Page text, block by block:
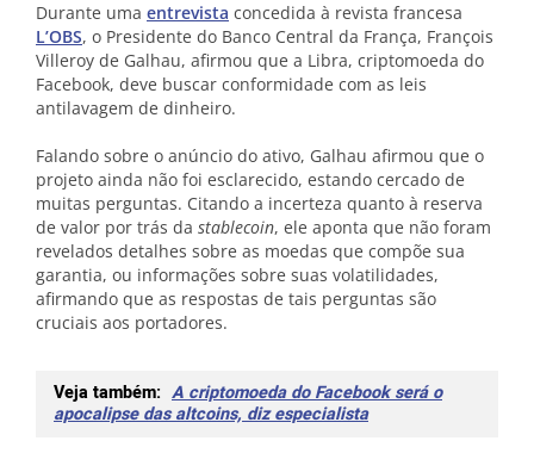
Durante uma entrevista concedida à revista francesa
L’OBS, o Presidente do Banco Central da França, François
Villeroy de Galhau, afirmou que a Libra, criptomoeda do
Facebook, deve buscar conformidade com as leis
antilavagem de dinheiro.
Falando sobre o anúncio do ativo, Galhau afirmou que o
projeto ainda não foi esclarecido, estando cercado de
muitas perguntas. Citando a incerteza quanto à reserva
de valor por trás da stablecoin, ele aponta que não foram
revelados detalhes sobre as moedas que compõe sua
garantia, ou informações sobre suas volatilidades,
afirmando que as respostas de tais perguntas são
cruciais aos portadores.
Veja também: A criptomoeda do Facebook será o
apocalipse das altcoins, diz especialista